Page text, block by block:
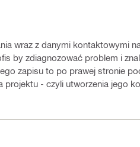
wraz z danymi kontaktowymi
by zdiagnozować problem i
zapisu to po prawej stronie
projektu - czyli utworzenia jego